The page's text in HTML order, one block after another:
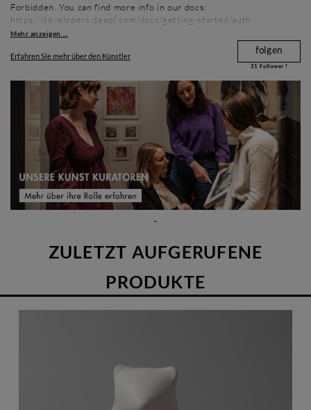
Forbidden. You can find more info in our docs:
https://developers.deepl.com/docs/getting-started/auth
Mehr anzeigen ...
Erfahren Sie mehr über den Künstler
folgen
21 Follower !
ZULETZT AUFGERUFENE
PRODUKTE